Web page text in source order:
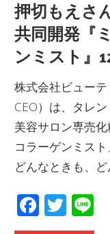
押切もえさ
共同開発『
ンミスト』
株式会社ビュー
CEO）は、タレ
美容サロン専売
コラーゲンミス
どんなときも、